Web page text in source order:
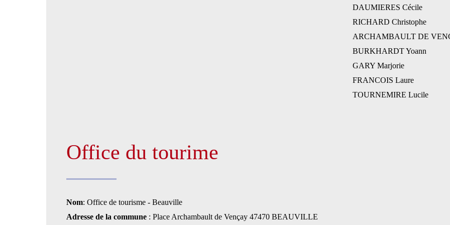
DAUMIERES Cécile
RICHARD Christophe
ARCHAMBAULT DE
BURKHARDT Yoann
GARY Marjorie
FRANCOIS Laure
TOURNEMIRE Lucile
Office du tourime
Nom: Office de tourisme - Beauville
Adresse de la commune : Place Archambault de Vençay 47470 BEAUVILLE